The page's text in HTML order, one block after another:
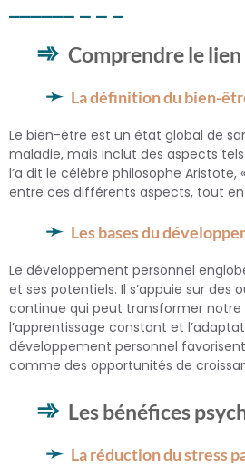
Comprendre le
La définition du bien-
Le bien-être est un état global de
maladie, mais inclut des aspects
l’a dit le célèbre philosophe
entre ces différents aspects, tout
Les bases du
Le développement personnel
et ses potentiels. Il s’appuie sur
continue qui peut transformer notre
l’apprentissage constant et
développement personnel
comme des opportunités de
Les bénéfices
La réduction du stress